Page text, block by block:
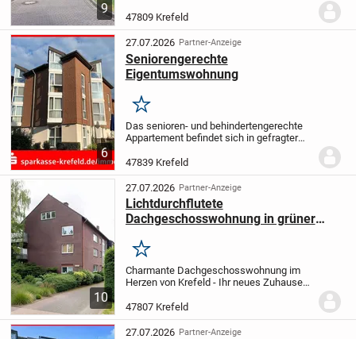
9
2014 vermietet.
Tiefgaragenstellplatz ist seit Mai 2017
vermietet.Eine...
47809 Krefeld
6
27.07.2026 Partner-Anzeige
Seniorengerechte
Eigentumswohnung
Merken
Das senioren- und behindertengerechte
Appartement befindet sich in gefragter
Gebäudekomplex wurde 1996 erbaut und
besteht aus 45 Eigentumswohnungen,
einer Pflegestation/Seni...
47839 Krefeld
10
27.07.2026 Partner-Anzeige
Lichtdurchflutete
Dachgeschosswohnung in grüner
Merken
Charmante Dachgeschosswohnung im
Herzen von Krefeld - Ihr neues Zuhause
Zimmer-Dachgeschosswohnung im
dritten Obergeschoss eines gepflegten
Dreietagenhauses bietet...
47807 Krefeld
27.07.2026 Partner-Anzeige